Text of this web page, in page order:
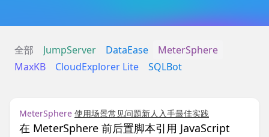
全部 JumpServer DataEase
MeterSphere
MaxKB
CloudExplorer Lite SQLBot
MeterSphere 使用场景常见问题新人入手最佳实践
在 MeterSphere 前后置脚本引用 JavaScript